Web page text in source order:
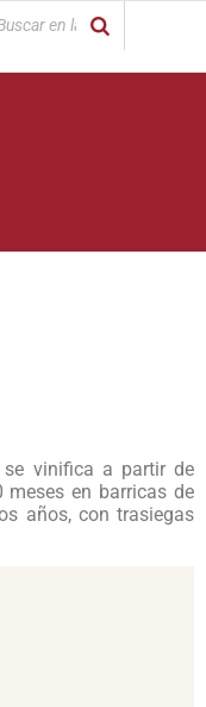
se vinifica a partir de
meses en barricas de
años, con trasiegas